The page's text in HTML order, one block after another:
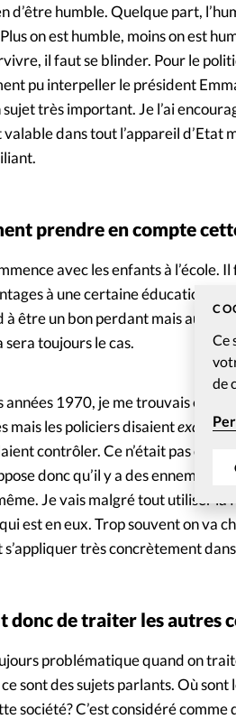
Ce
de
d’être humble. Quelque part,
on est humble, moins on est
il faut se blinder. Pour le
pu interpeller le président
sujet très important. Je l’ai
valable dans tout l’appareil d’Etat
prendre en compte
avec les enfants à l’école.
à une certaine éducation
à être un bon perdant mais aussi
sera toujours le cas.
années 1970, je me trouvais en
mais les policiers disaientexcuse
contrôler. Ce n’était pas du
donc qu’il y a des ennemis,
Je vais malgré tout utiliser la
est en eux. Trop souvent on va
s’appliquer très concrètement
donc de traiter les autres
problématique quand on
sont des sujets parlants. Où sont
société? C’est considéré